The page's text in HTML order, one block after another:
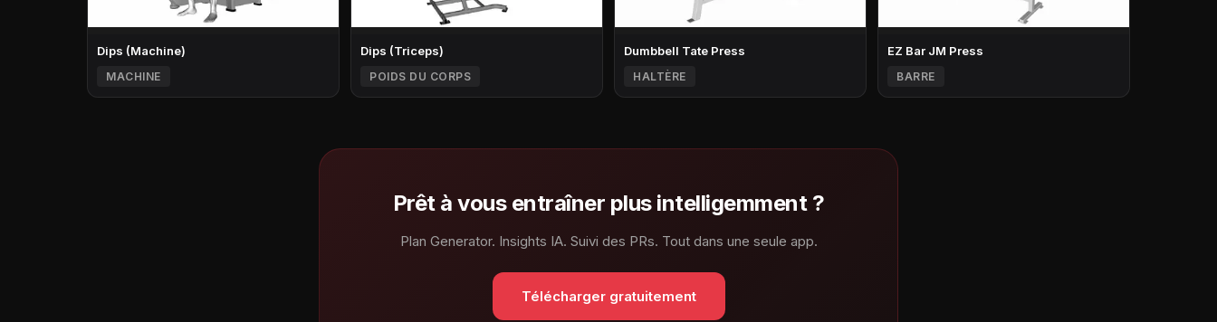
Dips (Machine)
MACHINE
Dips (Triceps)
POIDS DU CORPS
Dumbbell Tate Press
HALTÈRE
EZ Bar JM Press
BARRE
Prêt à vous entraîner plus intelligemment ?
Plan Generator. Insights IA. Suivi des PRs. Tout dans une seule app.
Télécharger gratuitement